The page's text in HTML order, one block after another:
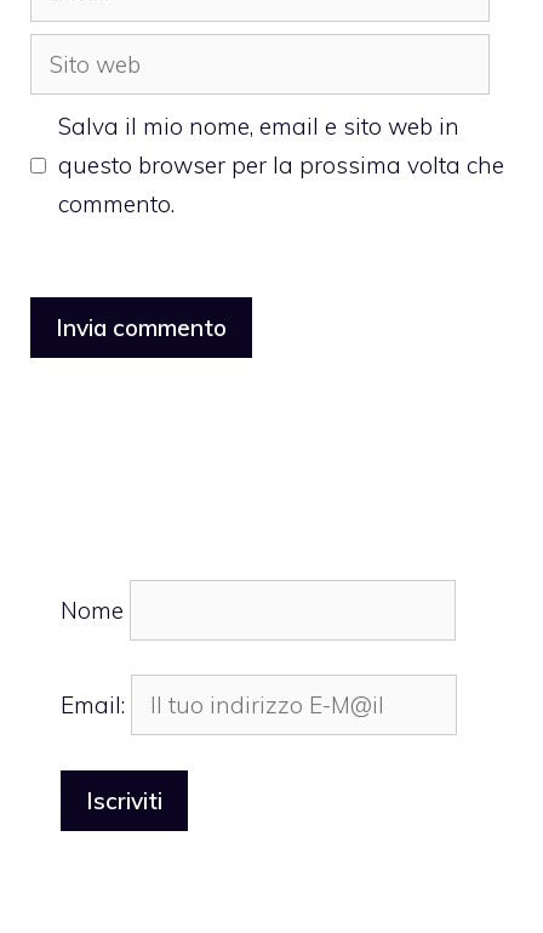
Sito
web
Salva il mio nome, email e sito web in
questo browser per la prossima volta che
commento.
Nome
Email: